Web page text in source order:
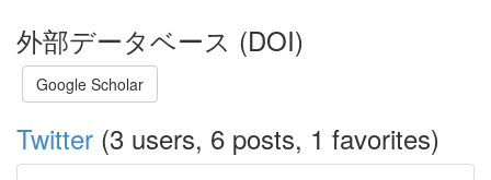
外部データベース (DOI)
Google Scholar
Twitter (3 users, 6 posts, 1 favorites)